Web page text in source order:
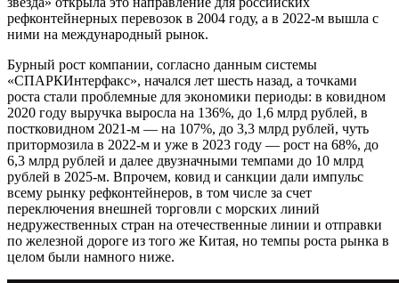
рефконтейнерных перевозок в 2004 году, а в 2022-м вышла с
ними на международный рынок.
Бурный рост компании, согласно данным системы
«СПАРКИнтерфакс», начался лет шесть назад, а точками
роста стали проблемные для экономики периоды: в ковидном
2020 году выручка выросла на 136%, до 1,6 млрд рублей, в
постковидном 2021-м — на 107%, до 3,3 млрд рублей, чуть
притормозила в 2022-м и уже в 2023 году — рост на 68%, до
6,3 млрд рублей и далее двузначными темпами до 10 млрд
рублей в 2025-м. Впрочем, ковид и санкции дали импульс
всему рынку рефконтейнеров, в том числе за счет
переключения внешней торговли с морских линий
недружественных стран на отечественные линии и отправки
по железной дороге из того же Китая, но темпы роста рынка в
целом были намного ниже.